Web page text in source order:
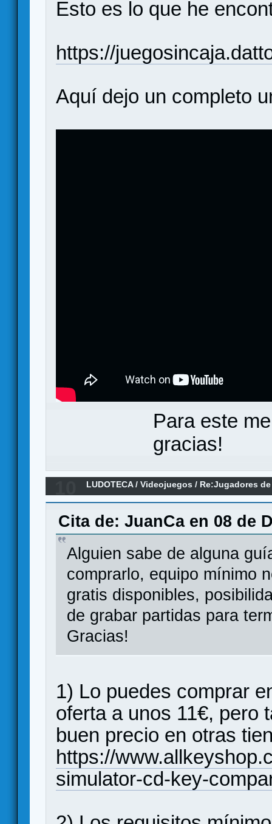
Esto es lo que he
https://
Aquí dejo un completo
Para este
gracias!
LUDOTECA/Videojuegos / Re:Jugadores
Cita de: JuanCa en 08 de
Alguien sabe de alguna
comprarlo, equipo mínimo
gratis disponibles,
de grabar partidas para
Gracias!
1) Lo puedes comprar
oferta a unos 11€, pero
buen precio en otras
https://
simulator-cd-key-